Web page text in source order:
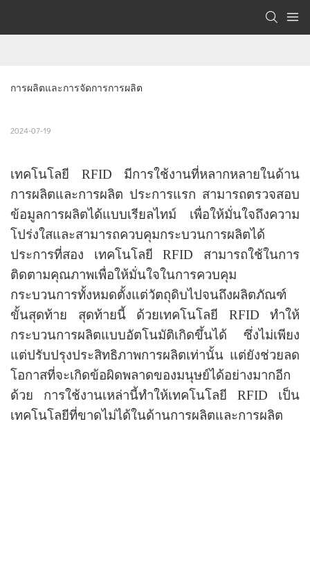
การผลิตและการจัดการการผลิต
2024-07-19
เทคโนโลยี RFID มีการใช้งานที่หลากหลายในด้าน
การผลิตและการผลิต ประการแรก สามารถตรวจสอบ
ข้อมูลการผลิตได้แบบเรียลไทม์ เพื่อให้มั่นใจถึงความ
โปร่งใสและสามารถควบคุมกระบวนการผลิตได้
ประการที่สอง เทคโนโลยี RFID สามารถใช้ในการ
ติดตามคุณภาพเพื่อให้มั่นใจในการควบคุม
กระบวนการทั้งหมดตั้งแต่วัตถุดิบไปจนถึงผลิตภัณฑ์
ขั้นสุดท้าย สุดท้ายนี้ ด้วยเทคโนโลยี RFID ทำให้
กระบวนการผลิตแบบอัตโนมัติเกิดขึ้นได้ ซึ่งไม่เพียง
แต่ปรับปรุงประสิทธิภาพการผลิตเท่านั้น แต่ยังช่วยลด
โอกาสที่จะเกิดข้อผิดพลาดของมนุษย์ได้อย่างมากอีก
ด้วย การใช้งานเหล่านี้ทำให้เทคโนโลยี RFID เป็น
เทคโนโลยีที่ขาดไม่ได้ในด้านการผลิตและการผลิต